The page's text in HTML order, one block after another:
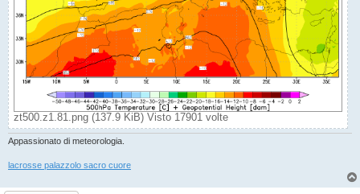
zt500.z1.81.png (137.9 KiB) Visto 17901 volte
Appassionato di meteorologia.
lacrosse palazzolo sacro cuore